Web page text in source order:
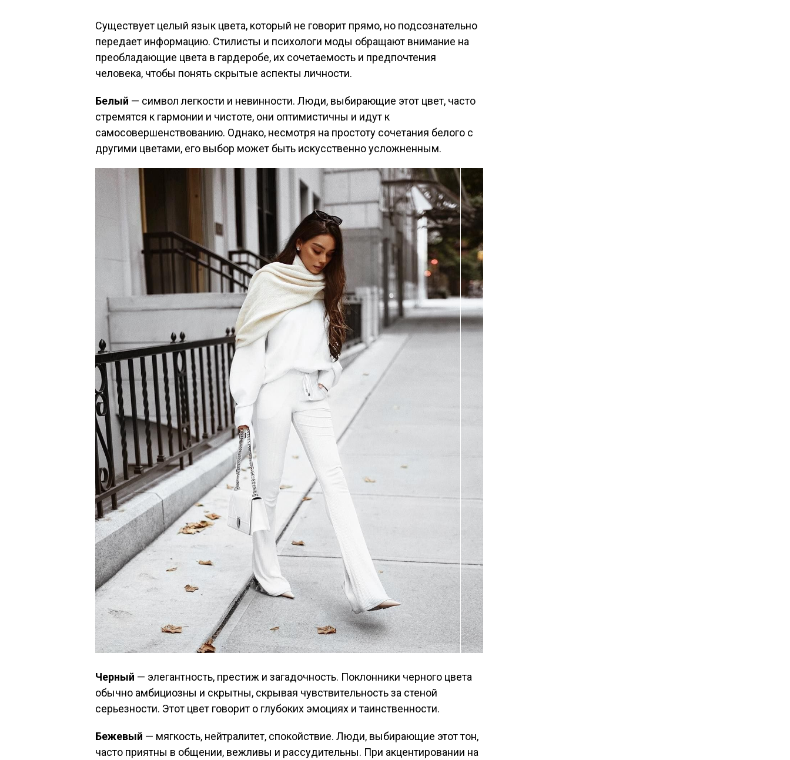
Существует целый язык цвета, который не говорит прямо, но подсознательно
передает информацию. Стилисты и психологи моды обращают внимание на
преобладающие цвета в гардеробе, их сочетаемость и предпочтения
человека, чтобы понять скрытые аспекты личности.
Белый — символ легкости и невинности. Люди, выбирающие этот цвет, часто
стремятся к гармонии и чистоте, они оптимистичны и идут к
самосовершенствованию. Однако, несмотря на простоту сочетания белого с
другими цветами, его выбор может быть искусственно усложненным.
Черный — элегантность, престиж и загадочность. Поклонники черного цвета
обычно амбициозны и скрытны, скрывая чувствительность за стеной
серьезности. Этот цвет говорит о глубоких эмоциях и таинственности.
Бежевый — мягкость, нейтралитет, спокойствие. Люди, выбирающие этот тон,
часто приятны в общении, вежливы и рассудительны. При акцентировании на